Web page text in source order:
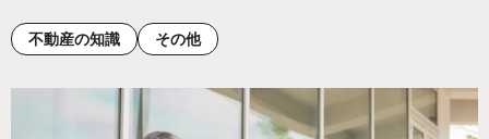
不動産の知識 その他